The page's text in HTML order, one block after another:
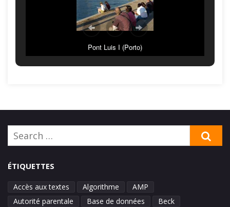
Pont Luis I (Porto)
Search
for:
ÉTIQUETTES
Accès aux textes Algorithme
AMP
Autorité parentale
Base de données
Beck